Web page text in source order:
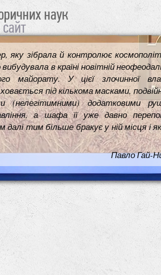
наук
яку зібрала й контролює
в країні новітній
майорату. У цієї злочинної
під кількома масками,
(нелегітимними) додатковими
а шафа її уже давно
тим більше бракує у ній місця і
Павло Гай-